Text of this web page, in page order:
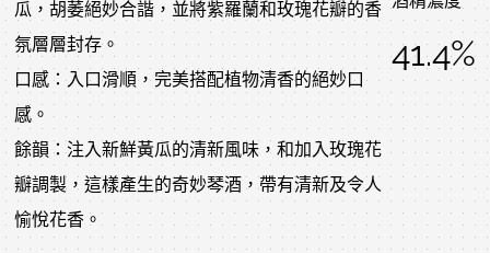
瓜，胡萎絕妙合諧，並將紫羅蘭和玫瑰花瓣的香
氛層層封存。
口感：入口滑順，完美搭配植物清香的絕妙口
感。
餘韻：注入新鮮黃瓜的清新風味，和加入玫瑰花
瓣調製，這樣產生的奇妙琴酒，帶有清新及令人
愉悅花香。
41.4%